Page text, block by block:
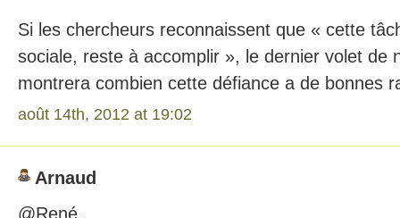
Si les chercheurs reconnaissent que « cette
sociale, reste à accomplir », le dernier volet de
montrera combien cette défiance a de bonnes
août 14th, 2012 at 19:02
Arnaud
@René,